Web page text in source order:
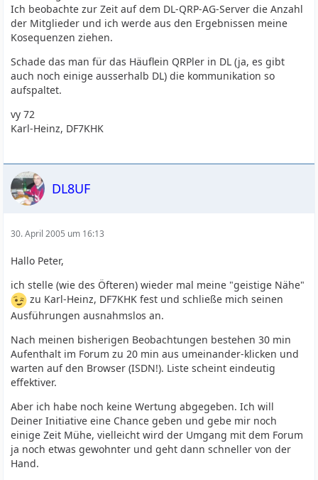
Ich beobachte zur Zeit auf dem DL-QRP-AG-Server die Anzahl
der Mitglieder und ich werde aus den Ergebnissen meine
Kosequenzen ziehen.
Schade das man für das Häuflein QRPler in DL (ja, es gibt
auch noch einige ausserhalb DL) die kommunikation so
aufspaltet.
vy 72
Karl-Heinz, DF7KHK
DL8UF
30. April 2005 um 16:13
Hallo Peter,
ich stelle (wie des Öfteren) wieder mal meine "geistige Nähe"
zu Karl-Heinz, DF7KHK fest und schließe mich seinen
Ausführungen ausnahmslos an.
Nach meinen bisherigen Beobachtungen bestehen 30 min
Aufenthalt im Forum zu 20 min aus umeinander-klicken und
warten auf den Browser (ISDN!). Liste scheint eindeutig
effektiver.
Aber ich habe noch keine Wertung abgegeben. Ich will
Deiner Initiative eine Chance geben und gebe mir noch
einige Zeit Mühe, vielleicht wird der Umgang mit dem Forum
ja noch etwas gewohnter und geht dann schneller von der
Hand.